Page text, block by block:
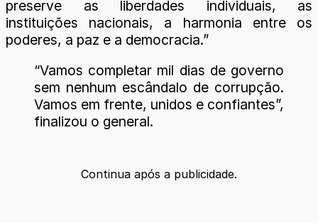
preserve as liberdades individuais, as
instituições nacionais, a harmonia entre os
poderes, a paz e a democracia.”
“Vamos completar mil dias de governo
sem nenhum escândalo de corrupção.
Vamos em frente, unidos e confiantes”,
finalizou o general.
Continua após a publicidade.